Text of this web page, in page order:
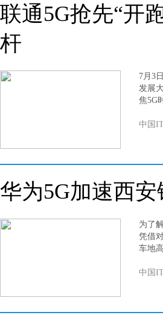
联通5G抢先“开
杆
7月3
发展
焦5G
中国
华为5G加速西
为了
凭借
车地
中国